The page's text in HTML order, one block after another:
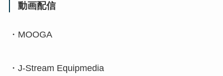
動画配信
・ MOOGA
・ J-Stream Equipmedia